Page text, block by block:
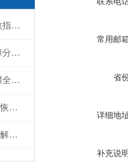
TP1200西门子触摸屏黑屏急救指南：从排查到修复的完整流程
TP1200西门子触摸屏黑屏故障分析与维修指南
TP1200西门子触摸屏校准步骤全解析
西门子人机界面卡画面维修：恢复高效交互的关键步骤
KTP1200触摸反应慢的维修与解决方案
常用邮
省
详细地
补充说